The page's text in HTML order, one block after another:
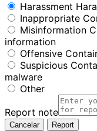
Harassment
Inappropriate
Misinformation
information
Offensive
Suspicious
malware
Other
Report note
Report